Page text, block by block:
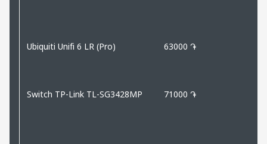
Ubiquiti Unifi 6 LR (Pro) 63000 ֏
Switch TP-Link TL-SG3428MP 71000 ֏